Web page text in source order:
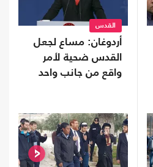
القدس
أردوغان: مساع لجعل
القدس ضحية لأمر
واقع من جانب واحد